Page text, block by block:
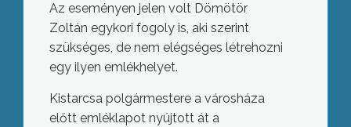
Az eseményen jelen volt Dömötör
Zoltán egykori fogoly is, aki szerint
szükséges, de nem elégséges létrehozni
egy ilyen emlékhelyet.
Kistarcsa polgármestere a városháza
előtt emléklapot nyújtott át a